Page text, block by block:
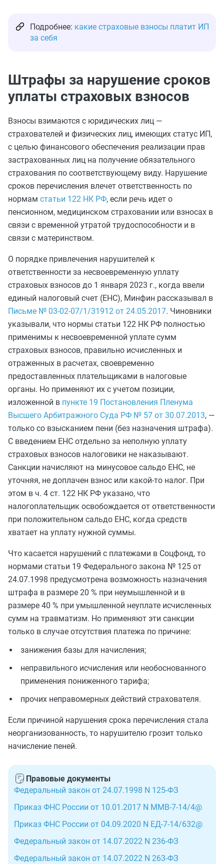
Подробнее: какие страховые взносы платит ИП
за себя
Штрафы за нарушение сроков
уплаты страховых взносов
Взносы взимаются с юридических лиц —
страхователей и физических лиц, имеющих статус ИП,
с целью финансового обеспечения реализации прав
застрахованных лиц на получение обязательного
страхования по соответствующему виду. Нарушение
сроков перечисления влечет ответственность по
нормам статьи 122 НК РФ, если речь идет о
пенсионном, медицинском страховании или взносах в
связи с временной утратой трудоспособности и в
связи с материнством.
О порядке привлечения нарушителей к
ответственности за несвоевременную уплату
страховых взносов до 1 января 2023 г., когда ввели
единый налоговый счет (ЕНС), Минфин рассказывал в
Письме № 03-02-07/1/31912 от 24.05.2017. Чиновники
указывали, что нормы статьи 122 НК РФ полностью
применимы к несвоевременной уплате сумм
страховых взносов, правильно исчисленных и
отраженных в расчетах, своевременно
предоставленных плательщиками в налоговые
органы. Но применяют их с учетом позиции,
изложенной в пункте 19 Постановления Пленума
Высшего Арбитражного Суда РФ № 57 от 30.07.2013, —
только со взысканием пени (без назначения штрафа).
С введением ЕНС отдельно за неполную уплату
страховых взносов налоговики не наказывают.
Санкции начисляют на минусовое сальдо ЕНС, не
уточняя, не доплачен взнос или какой-то налог. При
этом в ч. 4 ст. 122 НК РФ указано, что
налогоплательщик освобождается от ответственности
при положительном сальдо ЕНС, когда средств
хватает на уплату нужной суммы.
Что касается нарушений с платежами в Соцфонд, то
нормами статьи 19 Федерального закона № 125 от
24.07.1998 предусмотрена возможность назначения
штрафа в размере 20 % при неумышленной и в
размере 40 % при умышленной неуплате исчисленных
сумм на травматизм. Но применяют эти санкции
только в случае отсутствия платежа по причине:
занижения базы для начисления;
неправильного исчисления или необоснованного
применения пониженного тарифа;
прочих неправомерных действий страхователя.
Если причиной нарушения срока перечисления стала
неорганизованность, то нарушителю грозит только
начисление пеней.
Правовые документы
Федеральный закон от 24.07.1998 N 125-ФЗ
Приказ ФНС России от 10.01.2017 N ММВ-7-14/4@
Приказ ФНС России от 04.09.2020 N ЕД-7-14/632@
Федеральный закон от 14.07.2022 N 236-ФЗ
Федеральный закон от 14.07.2022 N 263-ФЗ